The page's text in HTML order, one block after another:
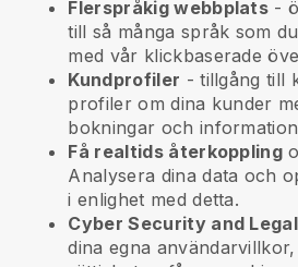
Flerspråkig webbplats -
till så många språk som
med vår klickbaserade
Kundprofiler - tillgång till
profiler om dina kunder
bokningar och
Få realtids återkoppling
Analysera dina data och
i enlighet med detta.
Cyber Security and
dina egna